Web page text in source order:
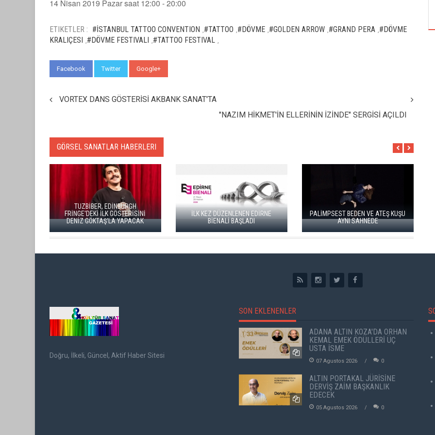
14 Nisan 2019 Pazar saat 12:00 - 20:00
ETIKETLER : #İSTANBUL TATTOO CONVENTION #TATTOO #DÖVME #GOLDEN ARROW #GRAND PERA #DÖVME
KRALIÇESI #DÖVME FESTIVALI #TATTOO FESTIVAL
Facebook Twitter Google+
VORTEX DANS GÖSTERİSİ AKBANK SANAT'TA
"NAZIM HİKMET'İN ELLERİNİN İZİNDE" SERGİSİ AÇILDI
GÖRSEL SANATLAR HABERLERI
TUZBİBER, EDİNBURGH
FRİNGE'DEKİ İLK GÖSTERİSİNİ
DENİZ GÖKTAŞ'LA YAPACAK
İLK KEZ DÜZENLENEN EDİRNE
BİENALİ BAŞLADI
PALİMPSEST BEDEN VE ATEŞ KUŞU
AYNI SAHNEDE
Doğru, İlkeli, Güncel, Aktif Haber Sitesi
SON EKLENENLER
ADANA ALTIN KOZA'DA ORHAN
KEMAL EMEK ÖDÜLLERİ ÜÇ
USTA İSME
07 Agustos 2026 0
ALTIN PORTAKAL JÜRİSİNE
DERVİŞ ZAİM BAŞKANLIK
EDECEK
05 Agustos 2026 0